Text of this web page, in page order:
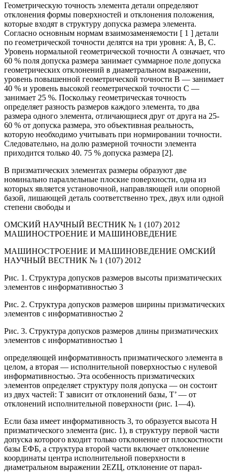
Геометрическую точность элемента детали определяют
отклонения формы поверхностей и отклонения положения,
которые входят в структуру допуска размера элемента.
Согласно основным нормам взаимозаменяемости [ 1 ] детали
по геометрической точности делятся на три уровня: А, В, С.
Уровень нормальной геометрической точности А означает, что
60 % поля допуска размера занимает суммарное поле допуска
геометрических отклонений в диаметральном выражении,
уровень повышенной геометрической точности В — занимает
40 % и уровень высокой геометрической точности С —
занимает 25 %. Поскольку геометрическая точность
определяет разность размеров каждого элемента, то два
размера одного элемента, отличающиеся друг от друга на 25-
60 % от допуска размера, это объективная реальность,
которую необходимо учитывать при нормировании точности.
Следовательно, на долю размерной точности элемента
приходится только 40. 75 % допуска размера [2].
В призматических элементах размеры образуют две
номинально параллельные плоские поверхности, одна из
которых является установочной, направляющей или опорной
базой, лишающей деталь соответственно трех, двух или одной
степени свободы и
ОМСКИЙ НАУЧНЫЙ ВЕСТНИК № 1 (107) 2012
МАШИНОСТРОЕНИЕ И МАШИНОВЕДЕНИЕ
МАШИНОСТРОЕНИЕ И МАШИНОВЕДЕНИЕ ОМСКИЙ
НАУЧНЫЙ ВЕСТНИК № 1 (107) 2012
Рис. 1. Структура допусков размеров высоты призматических
элементов с информативностью 3
Рис. 2. Структура допусков размеров ширины призматических
элементов с информативностью 2
Рис. 3. Структура допусков размеров длины призматических
элементов с информативностью 1
определяющей информативность призматического элемента в
целом, а вторая — исполнительной поверхностью с нулевой
информативностью. Эта особенность призматических
элементов определяет структуру поля допуска — он состоит
из двух частей: Т зависит от отклонений базы, Т’ — от
отклонений исполнительной поверхности (рис. 1—4).
Если база имеет информативность 3, то образуется высота Н
призматического элемента (рис. 1), в структуру первой части
допуска которого входит только отклонение от плоскостности
базы ЕФБ, а структура второй части включает отклонение
координаты центра исполнительной поверхности в
диаметральном выражении 2ЕZЦ, отклонение от парал-